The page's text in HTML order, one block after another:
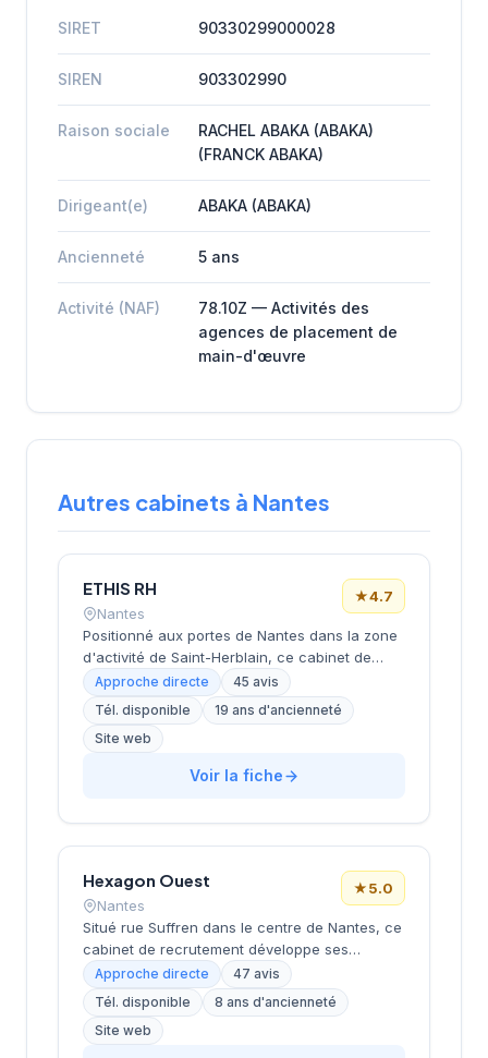
SIRET 90330299000028
SIREN 903302990
Raison sociale
RACHEL ABAKA (ABAKA)
(FRANCK ABAKA)
Dirigeant(e) ABAKA (ABAKA)
Ancienneté 5 ans
Activité (NAF)
78.10Z — Activités des
agences de placement de
main-d'œuvre
Autres cabinets à Nantes
ETHIS RH
Nantes
★4.7
Positionné aux portes de Nantes dans la zone
d'activité de Saint-Herblain, ce cabinet de
recrutement rayonne sur l'ensemble de la
métropole nantaise. Sa proximité avec les
principaux axes économiques de
l'agglomération lui permet d'accompagner
efficacement les entreprises locales dans
leurs recrutements. L'équipe intervient sur
5.
Approche directe
45 avis
Tél. disponible
19 ans d'ancienneté
Site web
Voir la fiche
Hexagon Ouest
Nantes
★5.0
Situé rue Suffren dans le centre de Nantes, ce
cabinet de recrutement développe ses
activités de conseil en ressources humaines
auprès d'entreprises locales et régionales.
Sous la direction de Della Croce, la structure
accompagne les organisations dans leurs
Approche directe
47 avis
Tél. disponible
8 ans d'ancienneté
Site web